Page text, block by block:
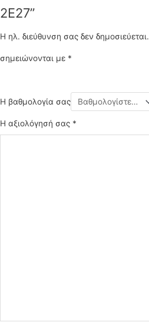
2E27”
Η ηλ. διεύθυνση σας δεν δημοσιεύεται.
σημειώνονται με *
Η βαθμολογία σας
Η αξιολόγησή σας *